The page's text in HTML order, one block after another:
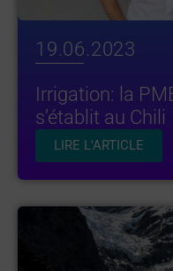
19.06.2023
Irrigation: la
s’établit au Chili
LIRE L'ARTICLE